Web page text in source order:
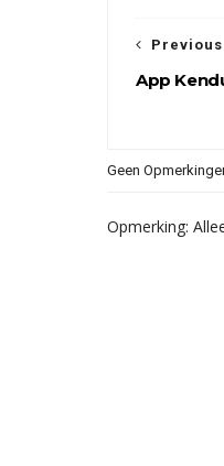
Previous
App
Geen
Opmerking: